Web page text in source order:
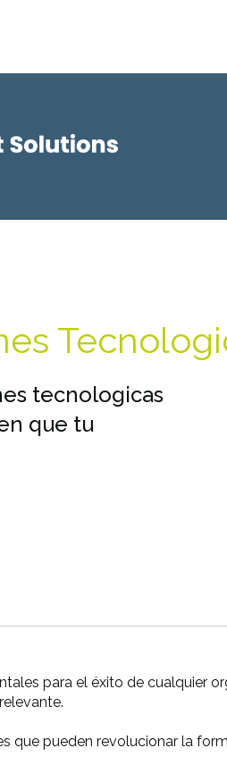
tecnologicas
que tu
para el éxito de cualquier
que pueden revolucionar la